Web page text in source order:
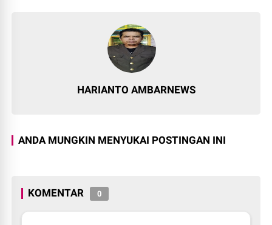
HARIANTO AMBARNEWS
ANDA MUNGKIN MENYUKAI POSTINGAN INI
KOMENTAR 0